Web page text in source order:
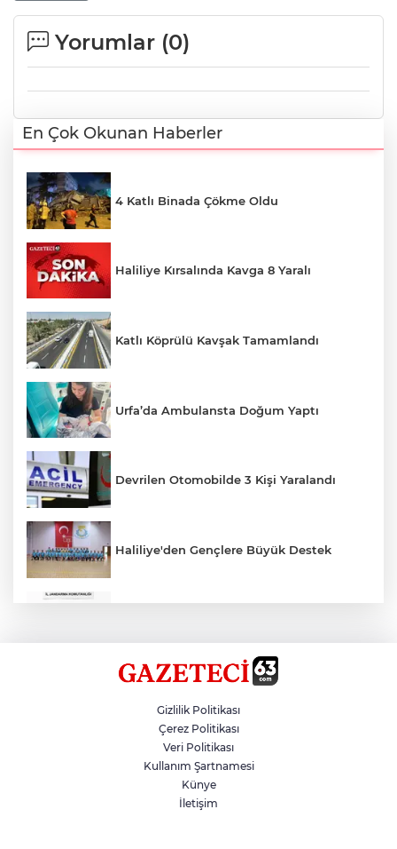
Yorumlar (0)
En Çok Okunan Haberler
4 Katlı Binada Çökme Oldu
Haliliye Kırsalında Kavga 8 Yaralı
Katlı Köprülü Kavşak Tamamlandı
Urfa’da Ambulansta Doğum Yaptı
Devrilen Otomobilde 3 Kişi Yaralandı
Haliliye'den Gençlere Büyük Destek
Hikmet Başak’tan Ulaşım Çalışması
Atatürk Bulvarında Asfalt Yenileniyor
Gizlilik Politikası
Çerez Politikası
Veri Politikası
Kullanım Şartnamesi
Künye
İletişim